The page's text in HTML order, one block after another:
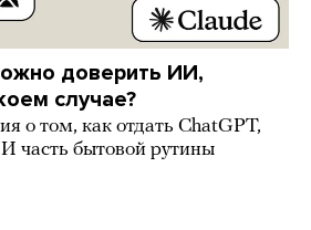
доверить ИИ,
случае?
о том, как отдать ChatGPT,
часть бытовой рутины